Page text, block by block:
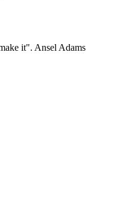
it". Ansel Adams